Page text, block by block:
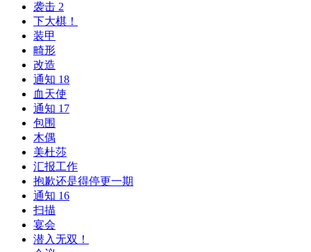
袭击 2
下大棋！
装甲
畸形
改造
通知 18
血天使
通知 17
包围
木偶
美杜莎
汇报工作
抱歉还是得停更一期
通知 16
扫描
宴会
潜入无双！